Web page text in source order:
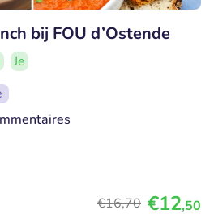
bij FOU d’Ostende
Je
€16,70 €12,50